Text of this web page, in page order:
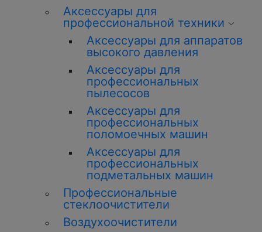
Аксессуары для
профессиональной техники
Аксессуары для аппаратов
высокого давления
Аксессуары для
профессиональных
пылесосов
Аксессуары для
профессиональных
поломоечных машин
Аксессуары для
профессиональных
подметальных машин
Профессиональные
стеклоочистители
Воздухоочистители